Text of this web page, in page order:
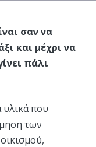
σαν να
και μέχρι να
πάλι
που
των